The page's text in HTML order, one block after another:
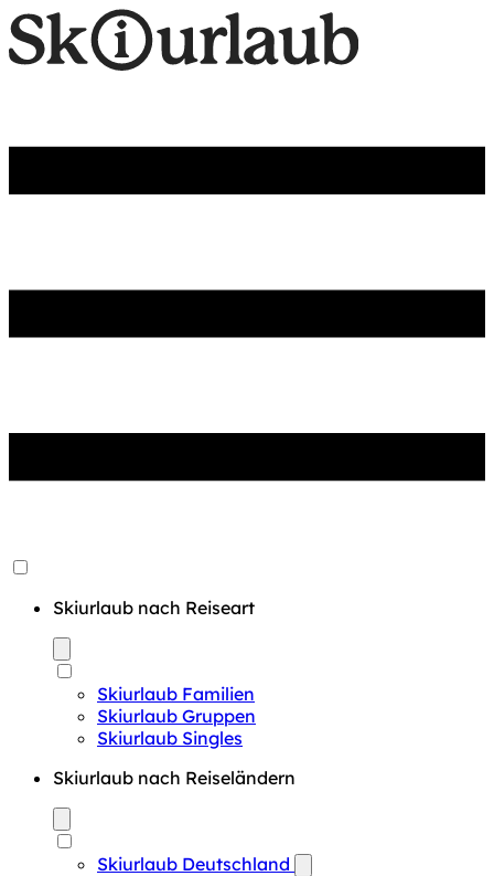
Skiurlaub nach Reiseart
Skiurlaub Familien
Skiurlaub Gruppen
Skiurlaub Singles
Skiurlaub nach Reiseländern
Skiurlaub Deutschland